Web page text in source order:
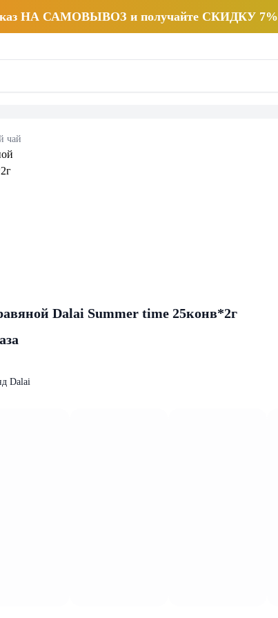
НА САМОВЫВОЗ и получайте СКИДКУ 7%
чай
Dalai Summer time 25конв*2г
Dalai